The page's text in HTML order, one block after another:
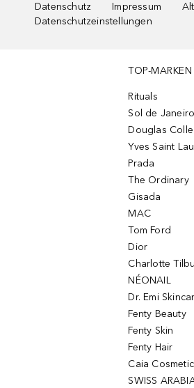
Datenschutz Impressum
Datenschutzeinstellungen
TOP-MARKEN
Rituals
Sol de Janeiro
Douglas
Yves Saint
Prada
The Ordinary
Gisada
MAC
Tom Ford
Dior
Charlotte
NÉONAIL
Dr. Emi
Fenty Beauty
Fenty Skin
Fenty Hair
Caia
SWISS